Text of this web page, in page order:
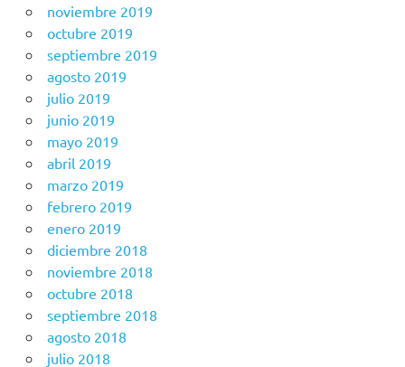
noviembre 2019
octubre 2019
septiembre 2019
agosto 2019
julio 2019
junio 2019
mayo 2019
abril 2019
marzo 2019
febrero 2019
enero 2019
diciembre 2018
noviembre 2018
octubre 2018
septiembre 2018
agosto 2018
julio 2018